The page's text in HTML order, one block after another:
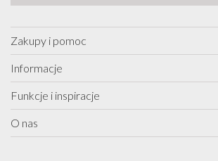
Zakupy i pomoc
Informacje
Funkcje i inspiracje
O nas